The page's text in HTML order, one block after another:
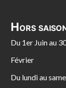
Hors
Du 1er Juin au
Février
Du lundi au